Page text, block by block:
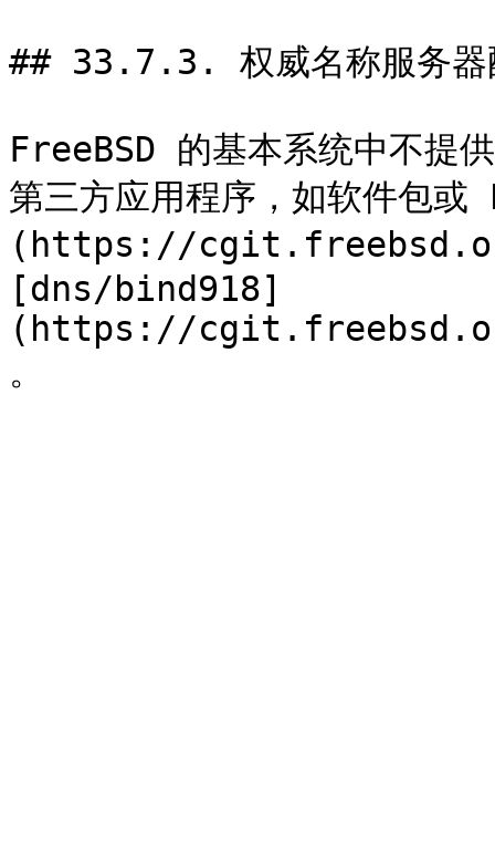
## 33.7.3. 权威名称服务器
FreeBSD 的基本系统中不提
第三方应用程序，如软件
(https://
[dns/bind918]
(https://